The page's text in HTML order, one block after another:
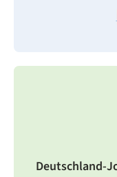
Deutschland-